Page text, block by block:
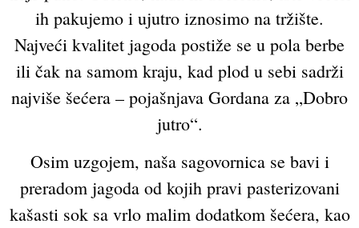
ih pakujemo i ujutro iznosimo na tržište.
Najveći kvalitet jagoda postiže se u pola berbe
ili čak na samom kraju, kad plod u sebi sadrži
najviše šećera – pojašnjava Gordana za „Dobro
jutro“.
Osim uzgojem, naša sagovornica se bavi i
preradom jagoda od kojih pravi pasterizovani
kašasti sok sa vrlo malim dodatkom šećera, kao